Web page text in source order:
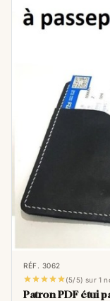
RÉF. 3062
(5/5) sur 1
Patron PDF étui